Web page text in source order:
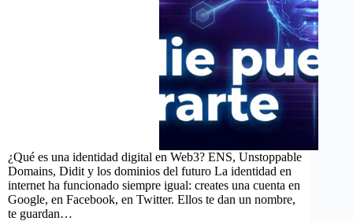
¿Qué es una identidad digital en Web3? ENS, Unstoppable
Domains, Didit y los dominios del futuro La identidad en
internet ha funcionado siempre igual: creates una cuenta en
Google, en Facebook, en Twitter. Ellos te dan un nombre,
te guardan…